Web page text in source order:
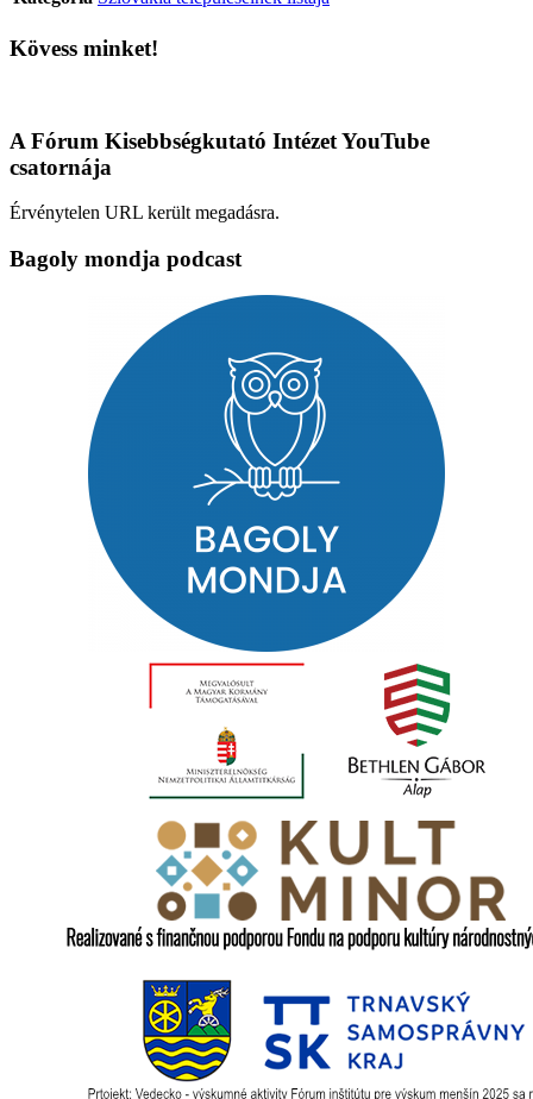
Kövess minket!
A Fórum Kisebbségkutató Intézet YouTube
csatornája
Érvénytelen URL került megadásra.
Bagoly mondja podcast